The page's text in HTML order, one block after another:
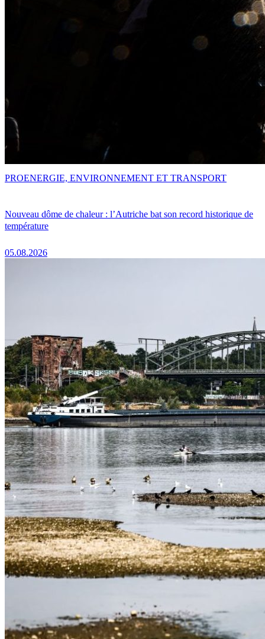
Nouveau dôme de chaleur : l’Autriche bat son record historique de
température
05.08.2026
PROENERGIE, ENVIRONNEMENT ET TRANSPORT